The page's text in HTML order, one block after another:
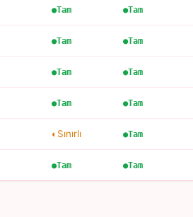
Tam Tam
Tam Tam
Tam Tam
Tam Tam
Sınırlı Tam
Tam Tam